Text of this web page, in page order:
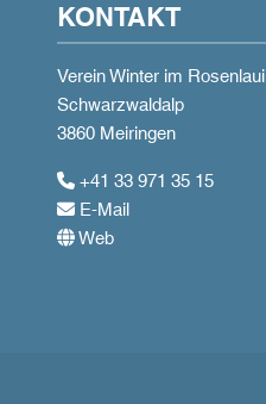
KONTAKT
Verein Winter im Rosenlaui
Schwarzwaldalp
3860 Meiringen
+41 33 971 35 15
E-Mail
Web